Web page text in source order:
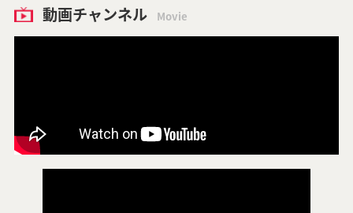
動画チャンネル Movie